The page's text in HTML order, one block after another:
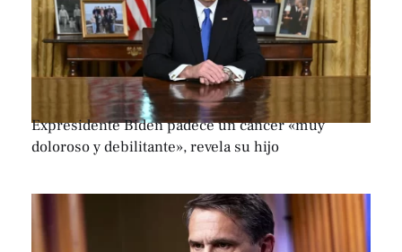
Expresidente Biden padece un cáncer «muy
doloroso y debilitante», revela su hijo